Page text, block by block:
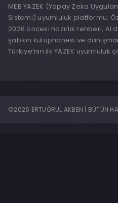
MEB YAZEK (Yapay Zeka
Sistemi) uyumluluk platformu.
2026 öncesi hazırlık rehberi, AI
şablon kütüphanesi ve
Türkiye’nin ilk YAZEK uyumluluk
©2026 ERTUĞRUL AKBEN | BÜTÜN